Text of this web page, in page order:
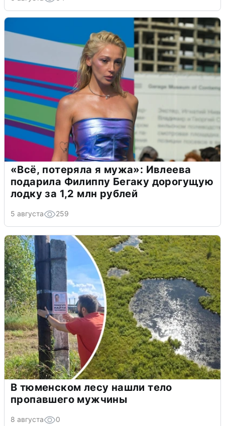
«Всё, потеряла я мужа»: Ивлеева
подарила Филиппу Бегаку дорогущую
лодку за 1,2 млн рублей
5 августа 259
В тюменском лесу нашли тело
пропавшего мужчины
8 августа 0